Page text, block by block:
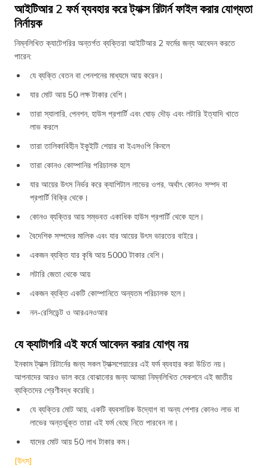
আইটিআর 2 ফর্ম ব্যবহার করে ট্যাক্স রিটার্ন ফাইল করার যোগ্যতা
নির্না‌য়ক
নিম্নলিখিত ক্যাটেগরির অন্তর্গত ব্যক্তিরা আইটিআর 2 ফর্মের জন্য আবেদন করতে
পারেন:
যে ব্যক্তি বেতন বা পেনশনের মাধ্যমে আয় করেন।
যার মোট আয় 50 লক্ষ টাকার বেশি।
তারা স্যালারি, পেনশন, হাউস প্রপার্টি এবং ঘোড় দৌড় এবং লটারি ইত্যাদি খাতে
লাভ করলে
তারা তালিকাবিহীন ইকুইটি শেয়ার বা ইএসওপি কিনলে
তারা কোনও কোম্পানির পরিচালক হলে
যার আয়ের উৎস নির্ভর করে ক্যাপিটাল লাভের ওপর, অর্থাৎ কোনও সম্পদ বা
প্রপার্টি বিক্রি থেকে।
কোনও ব্যক্তির আয় সম্ভবত একাধিক হাউস প্রপার্টি থেকে হলে।
বৈদেশিক সম্পদের মালিক এবং যার আয়ের উৎস ভারতের বাইরে।
একজন ব্যক্তি যার কৃষি আয় 5000 টাকার বেশি।
লটারি জেতা থেকে আয়
একজন ব্যক্তি একটি কোম্পানিতে অন্যতম পরিচালক হলে।
নন-রেসিডেন্ট ও আরএনওআর
যে ক্যাটাগরি এই ফর্মে আবেদন করার যোগ্য নয়
ইনকাম ট্যাক্স রিটার্নের জন্য সকল ট্যাক্সপেয়ারের এই ফর্ম ব্যবহার করা উচিত নয়।
আপনাদের আরও ভাল করে বোঝানোর জন্য আমরা নিম্নলিখিত সেকশনে এই জাতীয়
ব্যক্তিদের শ্রেণীবদ্ধ করেছি।
যে ব্যক্তির মোট আয়, একটি ব্যবসায়িক উদ্যোগ বা অন্য পেশার কোনও লাভ বা
লাভের অন্তর্ভুক্ত তারা এই ফর্ম বেছে নিতে পারবেন না।
যাদের মোট আয় 50 লাখ টাকার কম।
[উৎস]